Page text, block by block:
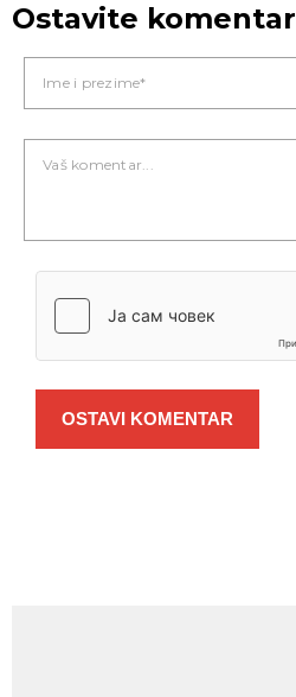
Ostavite komentar
OSTAVI KOMENTAR